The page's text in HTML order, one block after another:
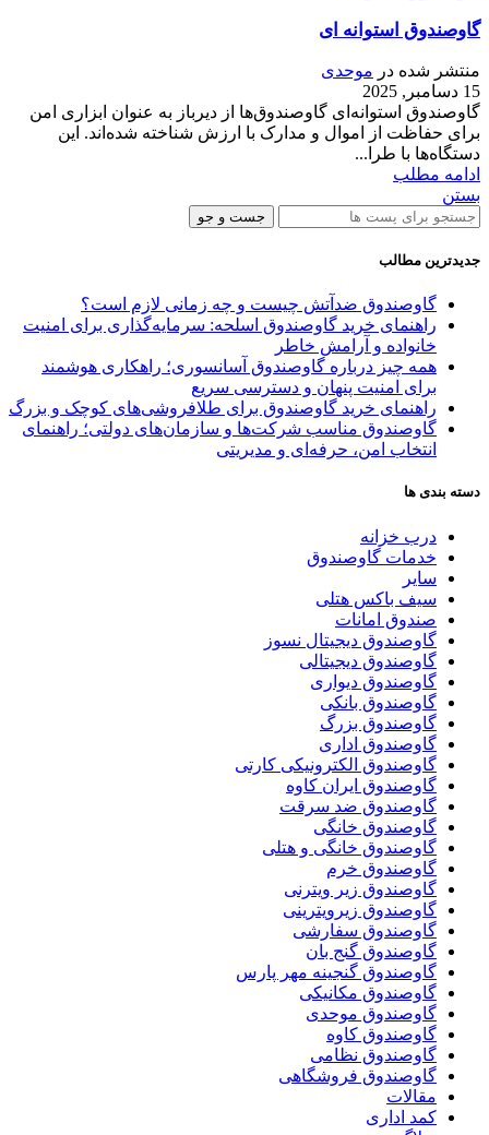
گاوصندوق استوانه ای
منتشر شده در موحدی
15 دسامبر, 2025
گاوصندوق استوانه‌ای گاوصندوق‌ها از دیرباز به عنوان ابزاری امن
برای حفاظت از اموال و مدارک با ارزش شناخته شده‌اند. این
دستگاه‌ها با طرا...
ادامه مطلب
بستن
جست و جو
جدیدترین مطالب
گاوصندوق ضدآتش چیست و چه زمانی لازم است؟
راهنمای خرید گاوصندوق اسلحه: سرمایه‌گذاری برای امنیت
خانواده و آرامش خاطر
همه چیز درباره گاوصندوق آسانسوری؛ راهکاری هوشمند
برای امنیت پنهان و دسترسی سریع
راهنمای خرید گاوصندوق برای طلافروشی‌های کوچک و بزرگ
گاوصندوق مناسب شرکت‌ها و سازمان‌های دولتی؛ راهنمای
انتخاب امن، حرفه‌ای و مدیریتی
دسته بندی ها
درب خزانه
خدمات گاوصندوق
سایر
سیف باکس هتلی
صندوق امانات
گاوصندوق دیجیتال نسوز
گاوصندوق دیجیتالی
گاوصندوق دیواری
گاوصندوق بانکی
گاوصندوق بزرگ
گاوصندوق اداری
گاوصندوق الکترونیکی کارتی
گاوصندوق ایران کاوه
گاوصندوق ضد سرقت
گاوصندوق خانگی
گاوصندوق خانگی و هتلی
گاوصندوق خرم
گاوصندوق زیر ویترنی
گاوصندوق زیرویترینی
گاوصندوق سفارشی
گاوصندوق گنج بان
گاوصندوق گنجینه مهر پارس
گاوصندوق مکانیکی
گاوصندوق موحدی
گاوصندوق کاوه
گاوصندوق نظامی
گاوصندوق فروشگاهی
مقالات
کمد اداری